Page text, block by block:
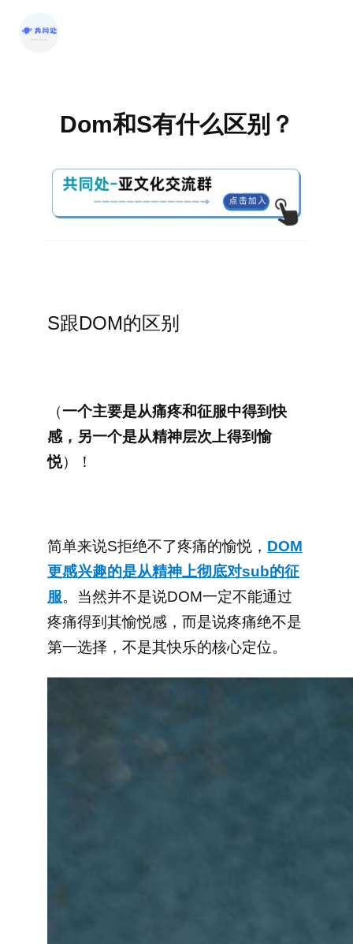
Dom和S有什么区别？
S跟DOM的区别
（一个主要是从痛疼和征服中得到快
感，另一个是从精神层次上得到愉
悦）！
简单来说S拒绝不了疼痛的愉悦， DOM
更感兴趣的是从精神上彻底对sub的征
服。当然并不是说DOM一定不能通过
疼痛得到其愉悦感，而是说疼痛绝不是
第一选择，不是其快乐的核心定位。